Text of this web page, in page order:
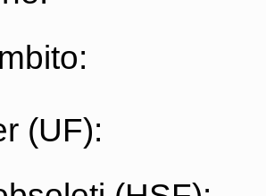
(UF):